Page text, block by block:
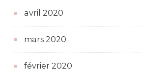
avril 2020
mars 2020
février 2020